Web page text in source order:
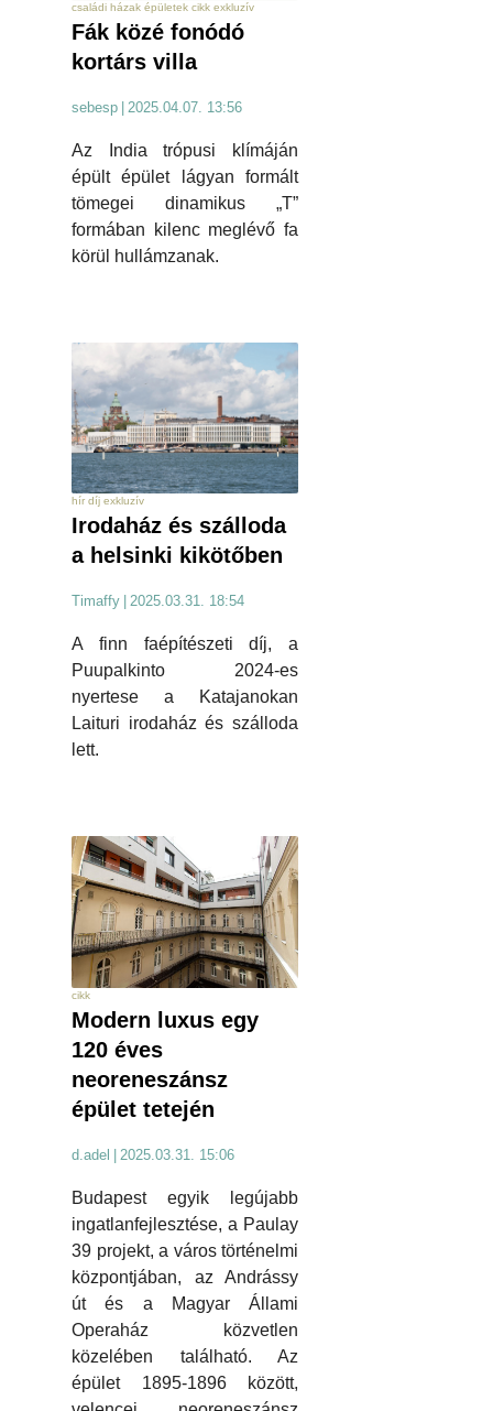
családi házak épületek cikk exkluzív
Fák közé fonódó
kortárs villa
sebesp 2025.04.07. 13:56
Az India trópusi klímáján
épült épület lágyan formált
tömegei dinamikus „T”
formában kilenc meglévő fa
körül hullámzanak.
hír díj exkluzív
Irodaház és szálloda
a helsinki kikötőben
Timaffy 2025.03.31. 18:54
A finn faépítészeti díj, a
Puupalkinto 2024-es
nyertese a Katajanokan
Laituri irodaház és szálloda
lett.
cikk
Modern luxus egy
120 éves
neoreneszánsz
épület tetején
d.adel | 2025.03.31. 15:06
Budapest egyik legújabb
ingatlanfejlesztése, a Paulay
39 projekt, a város történelmi
központjában, az Andrássy
út és a Magyar Állami
Operaház közvetlen
közelében található. Az
épület 1895-1896 között,